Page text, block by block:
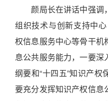
颜局长在讲话中强调
组织技术与创新支持中
权信息服务中心等骨干机
息公共服务能力，一要
纲要和“十四五”知识产权
要充分发挥知识产权信息